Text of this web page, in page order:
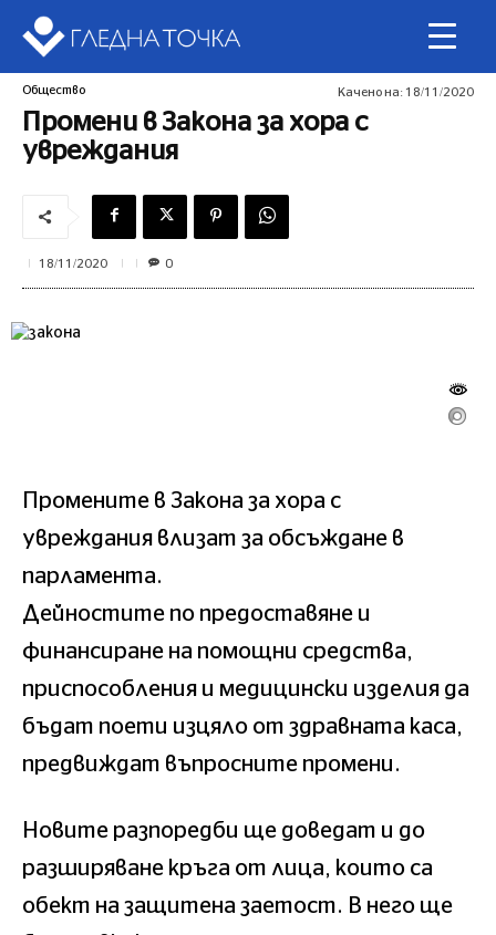
Общество Качено на: 18/11/2020
Промени в Закона за хора с
увреждания
18/11/2020 0
Промените в Закона за хора с
увреждания влизат за обсъждане в
парламента.
Дейностите по предоставяне и
финансиране на помощни средства,
приспособления и медицински изделия да
бъдат поети изцяло от здравната каса,
предвиждат въпросните промени.
Новите разпоредби ще доведат и до
разширяване кръга от лица, които са
обект на защитена заетост. В него ще